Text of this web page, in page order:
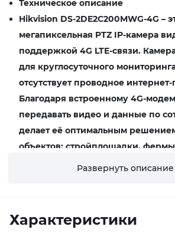
Техническое описание
Hikvision DS-2DE2C200MWG-4G –
мегапиксельная PTZ IP-камера
поддержкой 4G LTE-связи.
для круглосуточного
отсутствует проводное
Благодаря встроенному 4G-
передавать видео и данные по
делает её оптимальным
объектов: стройплощадки,
интеллектуальные функции
Развернуть описание
Характеристики